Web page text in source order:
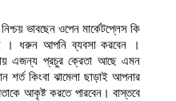
ভাবছেন ওপেন মার্কেটপ্লেস কি
। ধরুন আপনি ব্যবসা করবেন ।
এজন্য প্রচুর ক্রেতা আছে এমন
কিংবা ঝামেলা ছাড়াই আপনার
আকৃষ্ট করতে পারবেন। বাস্তবে